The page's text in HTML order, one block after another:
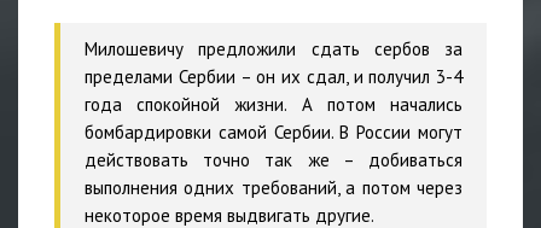
Милошевичу предложили сдать сербов за
пределами Сербии – он их сдал, и получил 3-4
года спокойной жизни. А потом начались
бомбардировки самой Сербии. В России могут
действовать точно так же – добиваться
выполнения одних требований, а потом через
некоторое время выдвигать другие.